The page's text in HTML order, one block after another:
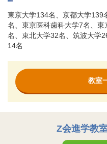
東京大学134名、京都大学139
名、東京医科歯科大学7名、
名、東北大学32名、筑波大学
14名
教室
Z会進学教